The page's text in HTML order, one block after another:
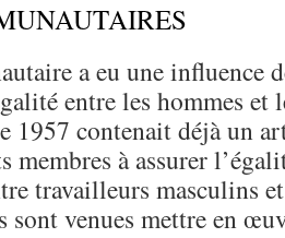
a eu une influence
entre les hommes et
1957 contenait déjà un
membres à assurer
travailleurs masculins
sont venues mettre en